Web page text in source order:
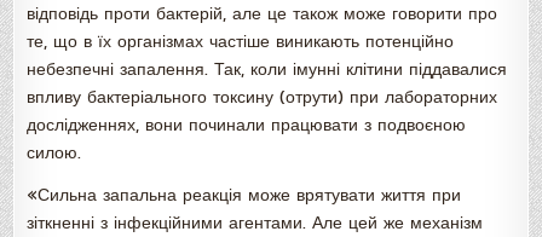
відповідь проти бактерій, але це також може говорити про
те, що в їх організмах частіше виникають потенційно
небезпечні запалення. Так, коли імунні клітини піддавалися
впливу бактеріального токсину (отрути) при лабораторних
дослідженнях, вони починали працювати з подвоєною
силою.
«Сильна запальна реакція може врятувати життя при
зіткненні з інфекційними агентами. Але цей же механізм